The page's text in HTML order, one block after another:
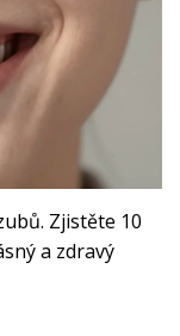
Zjistěte 10
a zdravý